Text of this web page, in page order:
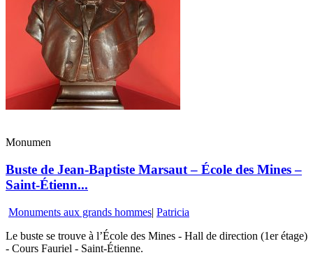
Monumen
Buste de Jean-Baptiste Marsaut – École des Mines –
Saint-Étienn...
Monuments aux grands hommes| Patricia
Le buste se trouve à l’École des Mines - Hall de direction (1er étage)
- Cours Fauriel - Saint-Étienne.